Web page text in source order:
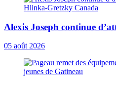
Alexis Joseph continue
05 août 2026